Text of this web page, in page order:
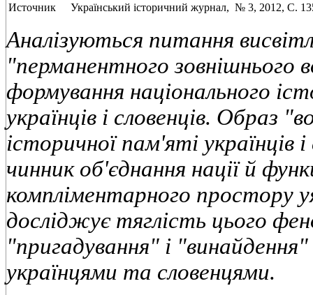
Источник
Український історичний журнал, № 3, 2012, C.
Аналізуються питання
"перманентного зовнішнього
формування національного
українців і словенців. Образ
історичної пам'яті українців
чинник об'єднання нації й
компліментарного простору
досліджує тяглість цього
"пригадування" і
українцями та словенцями.